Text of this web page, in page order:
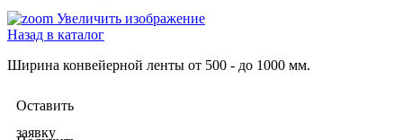
Увеличить изображение
Назад в каталог
Ширина конвейерной ленты от 500 - до 1000 мм.
Оставить
заявку